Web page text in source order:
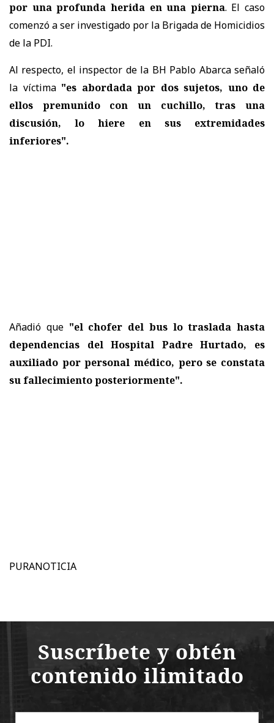
por una profunda herida en una pierna. El caso
comenzó a ser investigado por la Brigada de Homicidios
de la PDI.
Al respecto, el inspector de la BH Pablo Abarca señaló
la víctima "es abordada por dos sujetos, uno de
ellos premunido con un cuchillo, tras una
discusión, lo hiere en sus extremidades
inferiores".
Añadió que "el chofer del bus lo traslada hasta
dependencias del Hospital Padre Hurtado, es
auxiliado por personal médico, pero se constata
su fallecimiento posteriormente".
PURANOTICIA